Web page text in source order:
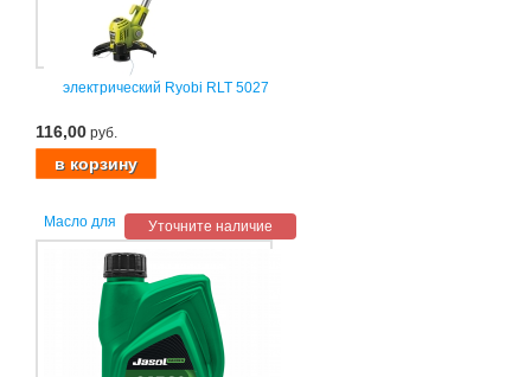
электрический Ryobi RLT 5027
116,00 руб.
Уточните наличие
Масло для